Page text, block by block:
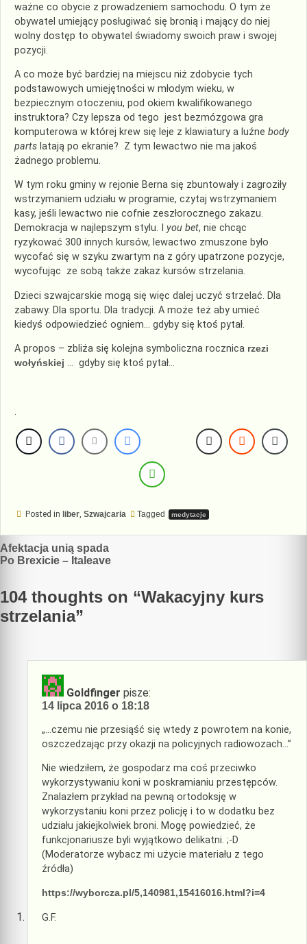
ważne co obycie z prowadzeniem samochodu. O tym że
obywatel umiejący posługiwać się bronią i mający do niej
wolny dostęp to obywatel świadomy swoich praw i swojej
pozycji.
A co może być bardziej na miejscu niż zdobycie tych
podstawowych umiejętności w młodym wieku, w
bezpiecznym otoczeniu, pod okiem kwalifikowanego
instruktora? Czy lepsza od tego jest bezmózgowa gra
komputerowa w której krew się leje z klawiatury a luźne body
parts latają po ekranie? Z tym lewactwo nie ma jakoś
żadnego problemu.
W tym roku gminy w rejonie Berna się zbuntowały i zagroziły
wstrzymaniem udziału w programie, czytaj wstrzymaniem
kasy, jeśli lewactwo nie cofnie zeszłorocznego zakazu.
Demokracja w najlepszym stylu. I you bet, nie chcąc
ryzykować 300 innych kursów, lewactwo zmuszone było
wycofać się w szyku zwartym na z góry upatrzone pozycje,
wycofując ze sobą także zakaz kursów strzelania.
Dzieci szwajcarskie mogą się więc dalej uczyć strzelać. Dla
zabawy. Dla sportu. Dla tradycji. A może też aby umieć
kiedyś odpowiedzieć ogniem… gdyby się ktoś pytał.
A propos – zbliża się kolejna symboliczna rocznica rzezi
wołyńskiej … gdyby się ktoś pytał…
.
Posted in liber, Szwajcaria Tagged medytacje
Nawigacja
wpisu
Afektacja unią spada
Po Brexicie – Italeave
104 thoughts on “Wakacyjny kurs
strzelania”
Goldfinger pisze:
14 lipca 2016 o 18:18
„…czemu nie przesiąść się wtedy z powrotem na konie,
oszczedzając przy okazji na policyjnych radiowozach…”
Nie wiedziłem, że gospodarz ma coś przeciwko
wykorzystywaniu koni w poskramianiu przestępców.
Znalazłem przykład na pewną ortodoksję w
wykorzystaniu koni przez policję i to w dodatku bez
udziału jakiejkolwiek broni. Mogę powiedzieć, że
funkcjonariusze byli wyjątkowo delikatni. ;-D
(Moderatorze wybacz mi użycie materiału z tego
źródła)
https://wyborcza.pl/5,140981,15416016.html?i=4
G.F.